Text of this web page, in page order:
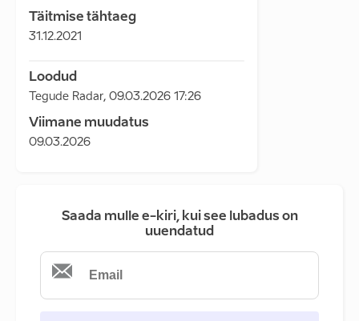
Täitmise tähtaeg
31.12.2021
Loodud
Tegude Radar, 09.03.2026 17:26
Viimane muudatus
09.03.2026
Saada mulle e-kiri, kui see lubadus on
uuendatud